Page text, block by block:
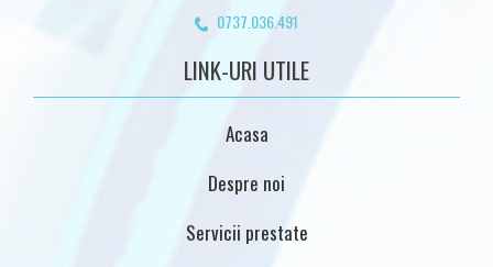
0737.036.491
LINK-URI UTILE
Acasa
Despre noi
Servicii prestate